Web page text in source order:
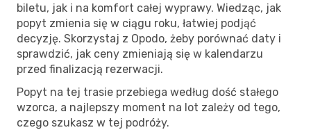
biletu, jak i na komfort całej wyprawy. Wiedząc, jak
popyt zmienia się w ciągu roku, łatwiej podjąć
decyzję. Skorzystaj z Opodo, żeby porównać daty i
sprawdzić, jak ceny zmieniają się w kalendarzu
przed finalizacją rezerwacji.
Popyt na tej trasie przebiega według dość stałego
wzorca, a najlepszy moment na lot zależy od tego,
czego szukasz w tej podróży.